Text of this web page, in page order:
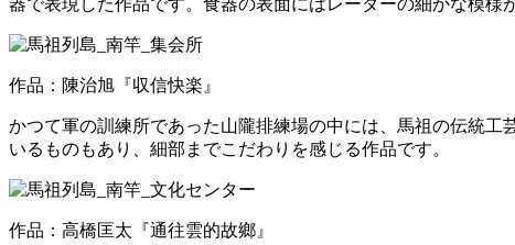
作品：陳治旭『収信快楽』
かつて軍の訓練所であった山隴排練場の中には、馬祖の伝統
いるものもあり、細部までこだわりを感じる作品です。
作品：高橋匡太『通往雲的故鄉』